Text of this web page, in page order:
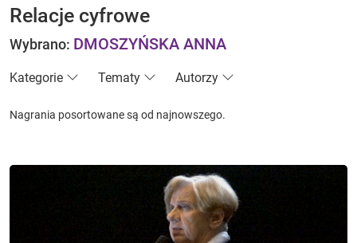
Relacje cyfrowe
Wybrano: DMOSZYŃSKA ANNA
Kategorie Tematy Autorzy
Nagrania posortowane są od najnowszego.